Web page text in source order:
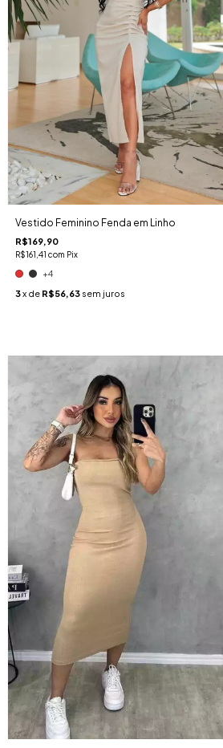
Vestido Feminino Fenda em Linho
R$169,90
R$161,41com Pix
+4
3x de R$56,63 sem juros